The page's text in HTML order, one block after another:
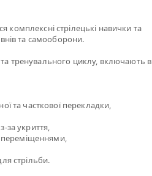
комплексні стрілецькі навички та
та самооборони.
тренувального циклу, включають в
та часткової перекладки,
за укриття,
переміщеннями,
стрільби.